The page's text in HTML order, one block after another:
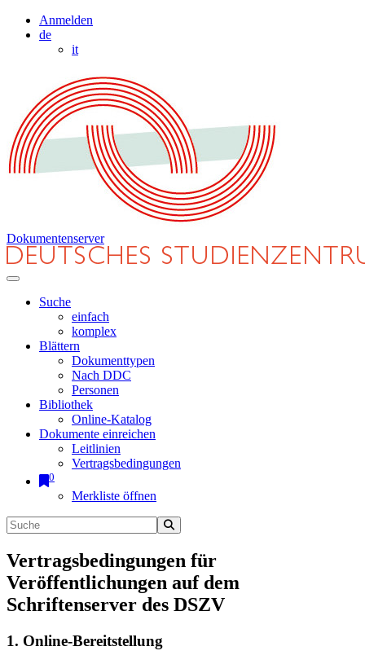
Anmelden
de
it
Dokumentenserver
Suche
einfach
komplex
Blättern
Dokumenttypen
Nach DDC
Personen
Bibliothek
Online-Katalog
Dokumente einreichen
Leitlinien
Vertragsbedingungen
0
Merkliste öffnen
Vertragsbedingungen für
Veröffentlichungen auf dem
Schriftenserver des DSZV
1. Online-Bereitstellung